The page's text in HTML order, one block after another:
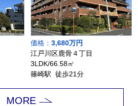
価格： 3,680万円
江戸川区鹿骨４丁目
3LDK/66.58㎡
篠崎駅 徒歩21分
MORE